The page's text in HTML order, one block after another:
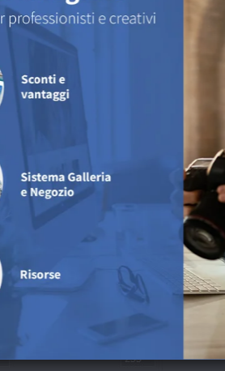
risultati ottimali, i valori tonali devono